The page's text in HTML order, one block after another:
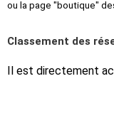
ou la page "boutique"
Classement des
Il est directement